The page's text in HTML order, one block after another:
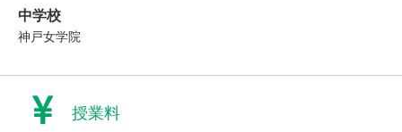
中学校
神戸女学院
授業料